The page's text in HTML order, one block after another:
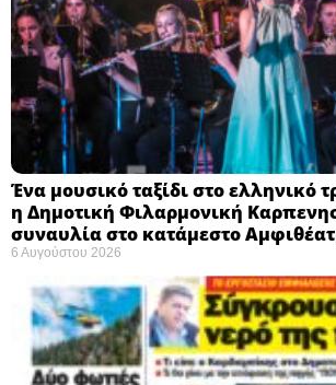
Ένα μουσικό ταξίδι στο ελληνικό
η Δημοτική Φιλαρμονική
συναυλία στο κατάμεστο
6 Αυγούστου 2026